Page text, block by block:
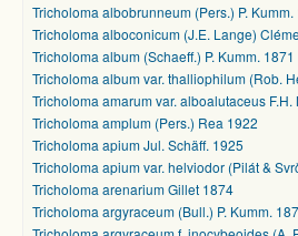
Tricholoma albobrunneum (Pers.) P. Kumm.
Tricholoma alboconicum (J.E. Lange)
Tricholoma album (Schaeff.) P. Kumm. 1871
Tricholoma album var. thalliophilum (Rob.
Tricholoma amarum var. alboalutaceus
Tricholoma amplum (Pers.) Rea 1922
Tricholoma apium Jul. Schäff. 1925
Tricholoma apium var. helviodor (Pilát &
Tricholoma arenarium Gillet 1874
Tricholoma argyraceum (Bull.) P. Kumm.